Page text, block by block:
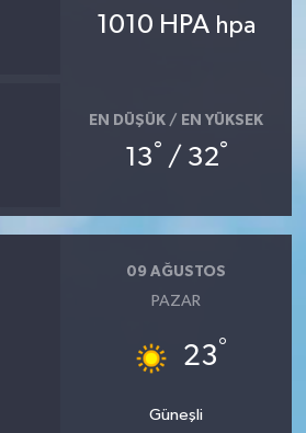
1010 HPA hpa
EN DÜŞÜK / EN YÜKSEK
13° / 32°
09 AĞUSTOS
PAZAR
23°
Güneşli